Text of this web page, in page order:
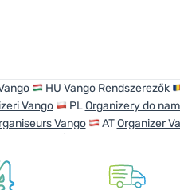
HU Vango Rendszerezők
Vango PLOrganizery do
Vango
ATOrganizer